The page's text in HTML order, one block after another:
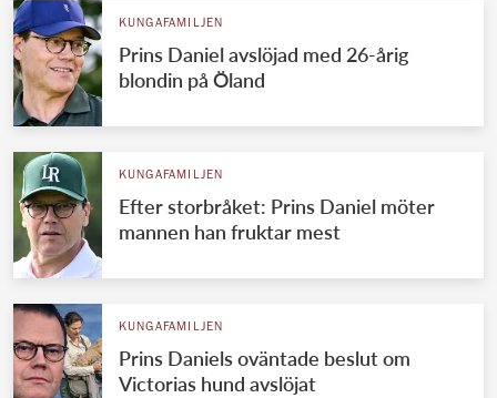
KUNGAFAMILJEN
Prins Daniel avslöjad med 26-årig
blondin på Öland
KUNGAFAMILJEN
Efter storbråket: Prins Daniel möter
mannen han fruktar mest
KUNGAFAMILJEN
Prins Daniels oväntade beslut om
Victorias hund avslöjat